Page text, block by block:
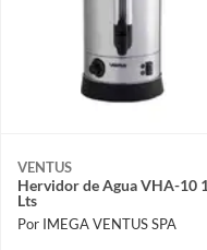
VENTUS
Hervidor de Agua VHA-10
Lts
Por IMEGA VENTUS SPA